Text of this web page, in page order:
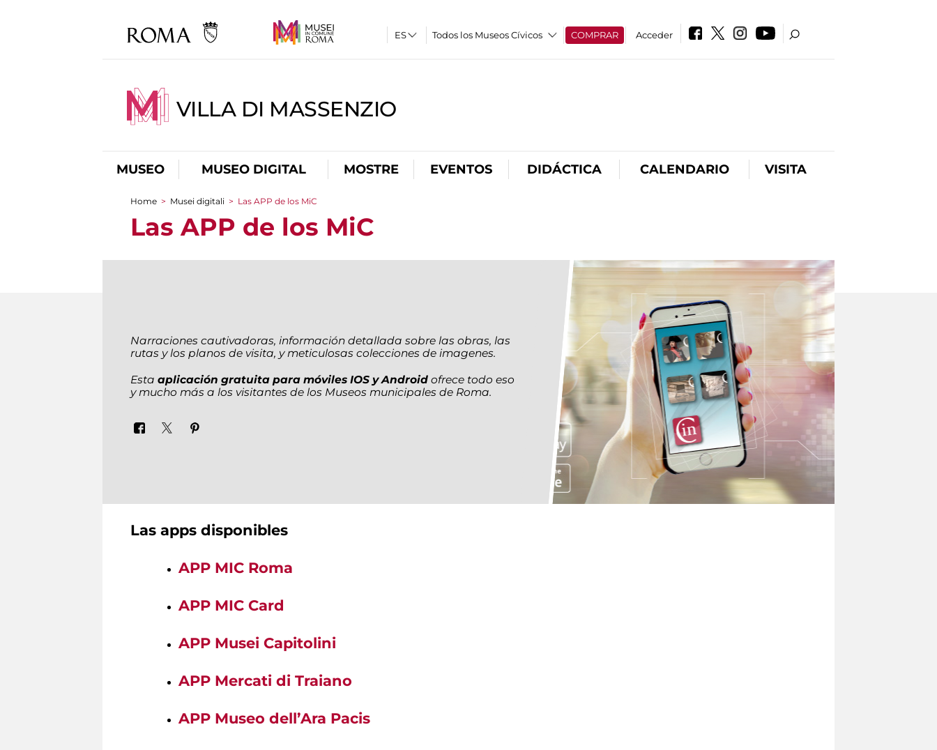
Todos los Museos Cívicos COMPRAR Acceder
VILLA DI MASSENZIO
MUSEO MUSEO DIGITAL MOSTRE EVENTOS DIDÁCTICA CALENDARIO VISITA
You are here
Home > Musei digitali > Las APP de los MiC
Las APP de los MiC
Narraciones cautivadoras, información detallada sobre las obras, las
rutas y los planos de visita, y meticulosas colecciones de imagenes.
Esta aplicación gratuita para móviles IOS y Android ofrece todo eso
y mucho más a los visitantes de los Museos municipales de Roma.
Las apps disponibles
APP MIC Roma
APP MIC Card
APP Musei Capitolini
APP Mercati di Traiano
APP Museo dell’Ara Pacis